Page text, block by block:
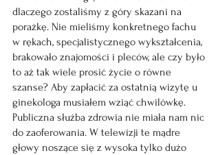
dlaczego zostaliśmy z góry skazani na
porażkę. Nie mieliśmy konkretnego fachu
w rękach, specjalistycznego wykształcenia,
brakowało znajomości i pleców, ale czy było
to aż tak wiele prosić życie o równe
szanse? Aby zapłacić za ostatnią wizytę u
ginekologa musiałem wziąć chwilówkę.
Publiczna służba zdrowia nie miała nam nic
do zaoferowania. W telewizji te mądre
głowy noszące się z wysoka tylko dużo